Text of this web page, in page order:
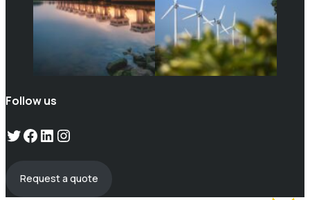
Follow us
Twitter
Facebook
LinkedIn
Instagram
Request a quote